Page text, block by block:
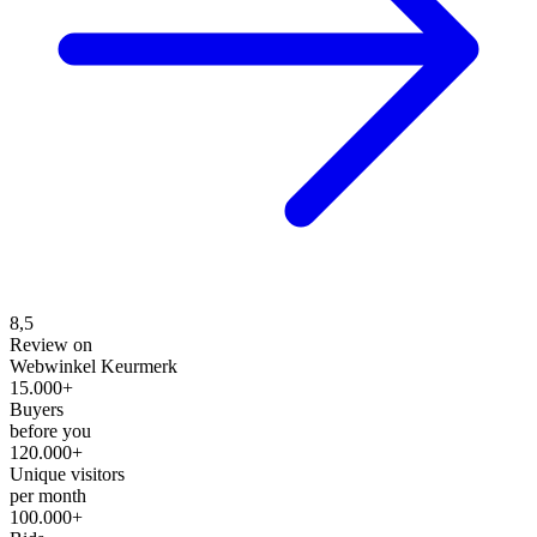
8,5
Review on
Webwinkel Keurmerk
15.000+
Buyers
before you
120.000+
Unique visitors
per month
100.000+